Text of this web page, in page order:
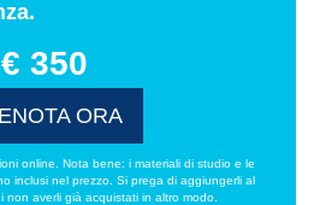
€ 350
ORA
online. Nota bene: i materiali di studio e le
inclusi nel prezzo. Si prega di aggiungerli al
non averli già acquistati in altro modo.